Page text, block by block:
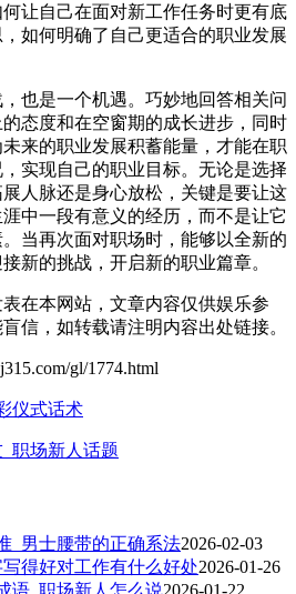
让自己在面对新工作任务时更有底
如何明确了自己更适合的职业发展
也是一个机遇。巧妙地回答相关问
态度和在空窗期的成长进步，同时
来的职业发展积蓄能量，才能在职
实现自己的职业目标。无论是选择
人脉还是身心放松，关键是要让这
中一段有意义的经历，而不是让它
当再次面对职场时，能够以全新的
新的挑战，开启新的职业篇章。
在本网站，文章内容仅供娱乐参
信，如转载请注明内容出处链接。
gl/1774.html
仪式话术
职场新人话题
_男士腰带的正确系法2026-02-03
得好对工作有什么好处2026-01-26